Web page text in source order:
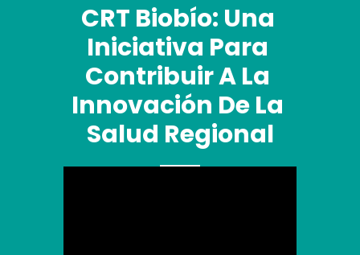
CRT Biobío: Una
Iniciativa Para
Contribuir A La
Innovación De La
Salud Regional